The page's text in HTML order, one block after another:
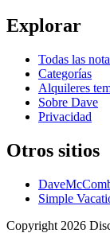
Explorar
Todas las
Categorías
Alquileres
Sobre Dave
Privacidad
Otros sitios
Simple
Copyright 2026